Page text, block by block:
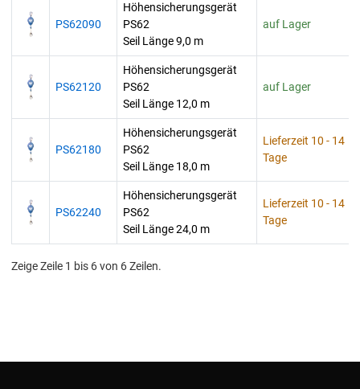
PS62090
Höhensicherungsgerät
PS62
Seil Länge 9,0 m
auf Lager
PS62120
Höhensicherungsgerät
PS62
Seil Länge 12,0 m
auf Lager
PS62180
Höhensicherungsgerät
PS62
Seil Länge 18,0 m
Lieferzeit 10 - 14
Tage
PS62240
Höhensicherungsgerät
PS62
Seil Länge 24,0 m
Lieferzeit 10 - 14
Tage
Zeige Zeile 1 bis 6 von 6 Zeilen.